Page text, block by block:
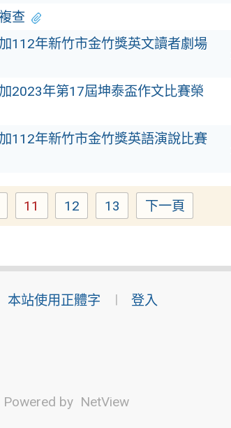
查
112年新竹市金竹獎英文讀者劇場
2023年第17屆坤泰盃作文比賽榮
112年新竹市金竹獎英語演說比賽
Page
11 Page
12 Page
13 下一頁
本站使用正體字 登入
by NetView